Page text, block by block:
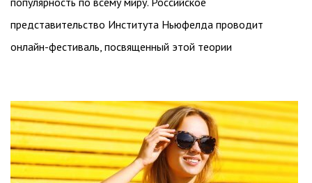
представительство Института Ньюфелда проводит
онлайн-фестиваль, посвященный этой теории